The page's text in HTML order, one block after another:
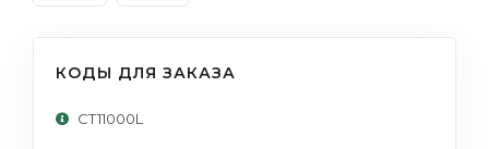
КОДЫ ДЛЯ ЗАКАЗА
CT11000L